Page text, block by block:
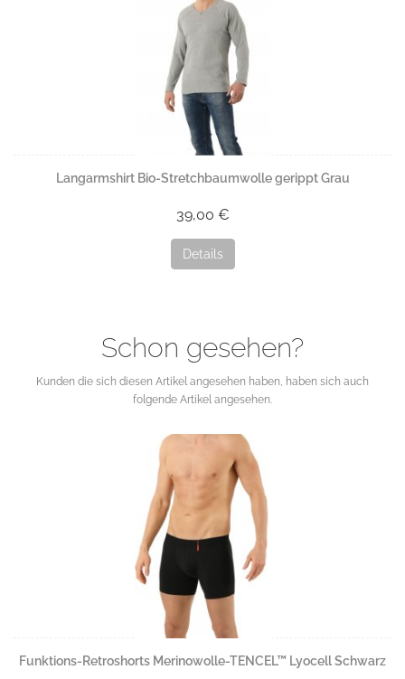
Langarmshirt Bio-Stretchbaumwolle gerippt Grau
39,00 €
Details
Schon gesehen?
Kunden die sich diesen Artikel angesehen haben, haben sich auch
folgende Artikel angesehen.
Funktions-Retroshorts Merinowolle-TENCEL™ Lyocell Schwarz